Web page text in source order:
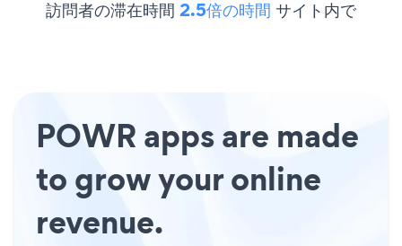
訪問者の滞在時間 2.5倍の時間 サイト内で
POWR apps are made
to grow your online
revenue.